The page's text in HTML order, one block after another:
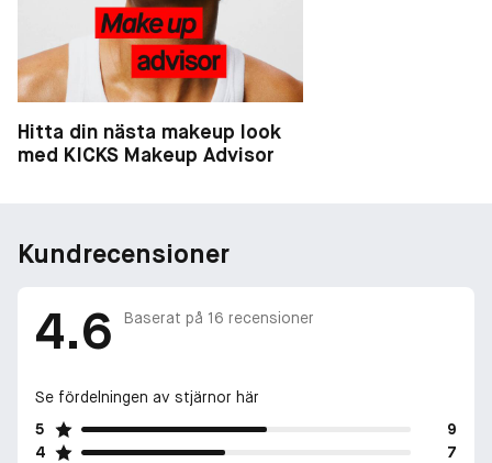
Hitta din nästa makeup look
med KICKS Makeup Advisor
Kundrecensioner
4.6 Baserat på 16 recensioner
Se fördelningen av stjärnor här
5
9
4
7